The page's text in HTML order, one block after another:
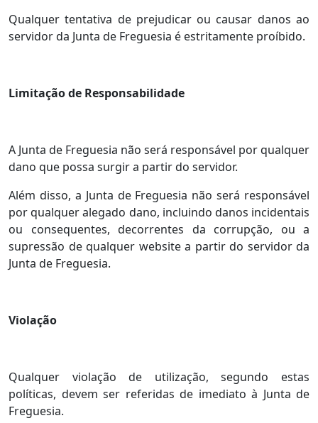
Qualquer tentativa de prejudicar ou causar danos ao
servidor da Junta de Freguesia é estritamente proíbido.
Limitação de Responsabilidade
A Junta de Freguesia não será responsável por qualquer
dano que possa surgir a partir do servidor.
Além disso, a Junta de Freguesia não será responsável
por qualquer alegado dano, incluindo danos incidentais
ou consequentes, decorrentes da corrupção, ou a
supressão de qualquer website a partir do servidor da
Junta de Freguesia.
Violação
Qualquer violação de utilização, segundo estas
políticas, devem ser referidas de imediato à Junta de
Freguesia.